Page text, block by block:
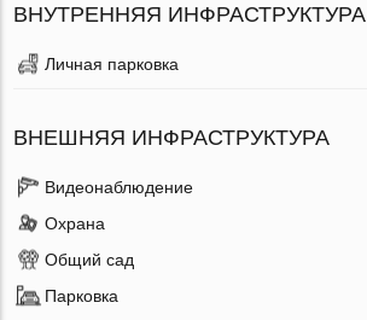
ВНУТРЕННЯЯ ИНФРАСТРУКТУРА
Личная парковка
ВНЕШНЯЯ ИНФРАСТРУКТУРА
Видеонаблюдение
Охрана
Общий сад
Парковка